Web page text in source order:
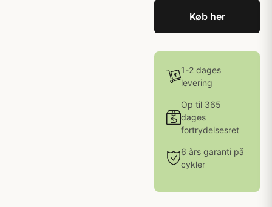
Køb her
1-2 dages
levering
Op til 365
dages
fortrydelsesret
6 års garanti på
cykler